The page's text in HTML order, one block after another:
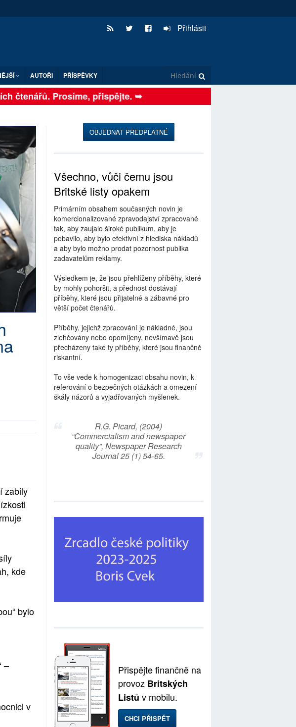
Přihlásit
AUTOŘI PŘÍSPĚVKY
Prosíme, přispějte. ➥
zabily
kde
bylo
–
v
OBJEDNAT PŘEDPLATNÉ
Všechno, vůči čemu jsou
Britské listy opakem
Primárním obsahem současných novin je
komercionalizované zpravodajství zpracované
tak, aby zaujalo široké publikum, aby je
pobavilo, aby bylo efektivní z hlediska nákladů
a aby bylo možno prodat pozornost publika
zadavatelům reklamy.
Výsledkem je, že jsou přehlíženy příběhy, které
by mohly pohoršit, a přednost dostávají
příběhy, které jsou přijatelné a zábavné pro
větší počet čtenářů.
Příběhy, jejichž zpracování je nákladné, jsou
zlehčovány nebo opomíjeny, nevšímavě jsou
přecházeny také ty příběhy, které jsou finančně
riskantní.
To vše vede k homogenizaci obsahu novin, k
referování o bezpečných otázkách a omezení
škály názorů a vyjadřovaných myšlenek.
R.G. Picard, (2004)
“Commercialism and newspaper
quality”, Newspaper Research
Journal 25 (1) 54-65.
Přispějte finančně na
provoz Britských
Listů v mobilu.
CHCI PŘISPĚT